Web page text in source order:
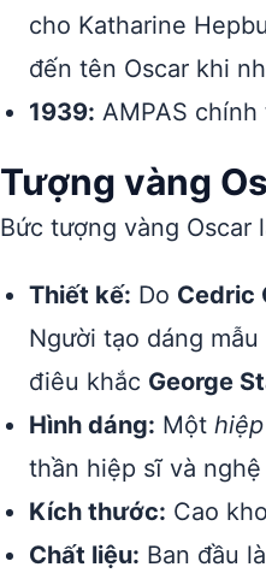
cho Katharine
đến tên Oscar khi
1939: AMPAS
Tượng vàng
Bức tượng vàng
Thiết kế: Do Cedric
Người tạo dáng
điêu khắc George
Hình dáng: Một
thần hiệp sĩ và
Kích thước: Cao
Chất liệu: Ban đầu